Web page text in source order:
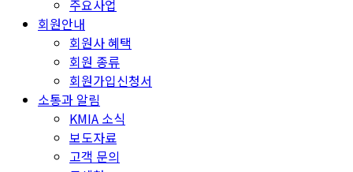
주요사업
회원안내
회원사 혜택
회원 종류
회원가입신청서
소통과 알림
KMIA 소식
보도자료
고객 문의